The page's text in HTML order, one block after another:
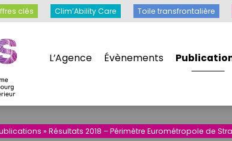
L’Agence Évènements
clés Clim’Ability Care Toile transfrontalière
: Chiffres clés Clim’Ability Care Toile
» Résultats 2018 – Périmètre Eurométropole de
cookies